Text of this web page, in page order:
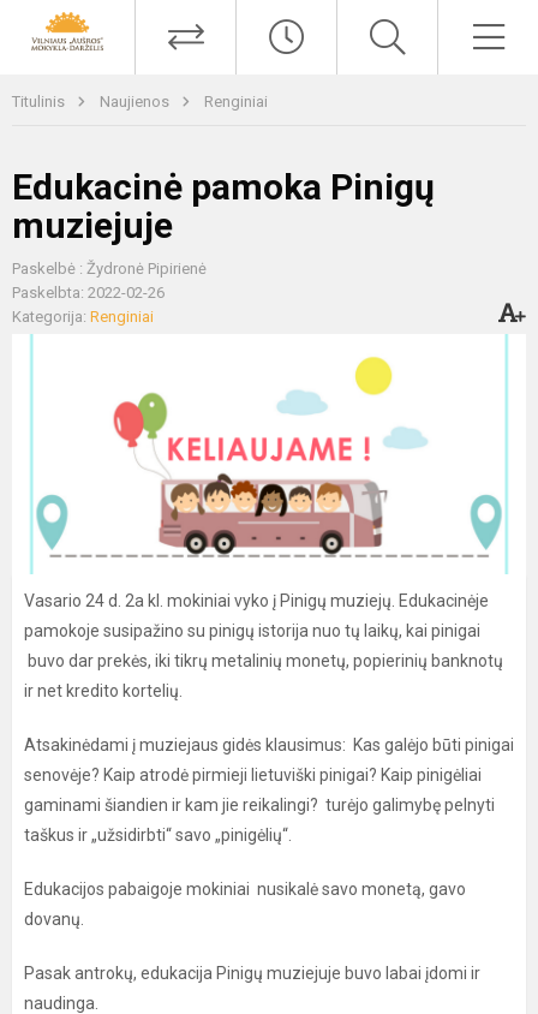
Titulinis Naujienos Renginiai
Edukacinė pamoka Pinigų
muziejuje
Paskelbė : Žydronė Pipirienė
Paskelbta: 2022-02-26
Kategorija: Renginiai
Vasario 24 d. 2a kl. mokiniai vyko į Pinigų muziejų. Edukacinėje
pamokoje susipažino su pinigų istorija nuo tų laikų, kai pinigai
buvo dar prekės, iki tikrų metalinių monetų, popierinių banknotų
ir net kredito kortelių.
Atsakinėdami į muziejaus gidės klausimus: Kas galėjo būti pinigai
senovėje? Kaip atrodė pirmieji lietuviški pinigai? Kaip pinigėliai
gaminami šiandien ir kam jie reikalingi? turėjo galimybę pelnyti
taškus ir „užsidirbti“ savo „pinigėlių“.
Edukacijos pabaigoje mokiniai nusikalė savo monetą, gavo
dovanų.
Pasak antrokų, edukacija Pinigų muziejuje buvo labai įdomi ir
naudinga.